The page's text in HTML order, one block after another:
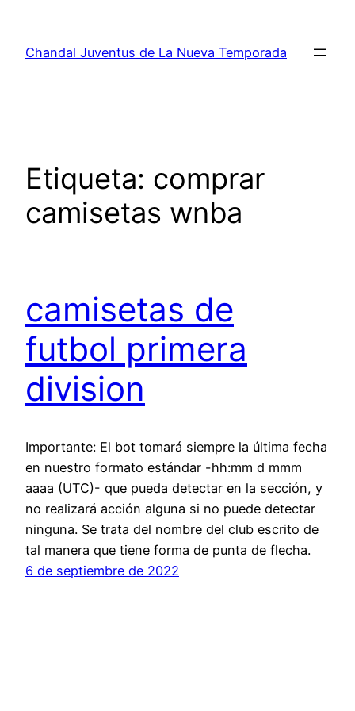
contenido
Chandal Juventus de La Nueva Temporada
Etiqueta: comprar
camisetas wnba
camisetas de
futbol primera
division
Importante: El bot tomará siempre la última fecha
en nuestro formato estándar -hh:mm d mmm
aaaa (UTC)- que pueda detectar en la sección, y
no realizará acción alguna si no puede detectar
ninguna. Se trata del nombre del club escrito de
tal manera que tiene forma de punta de flecha.
6 de septiembre de 2022